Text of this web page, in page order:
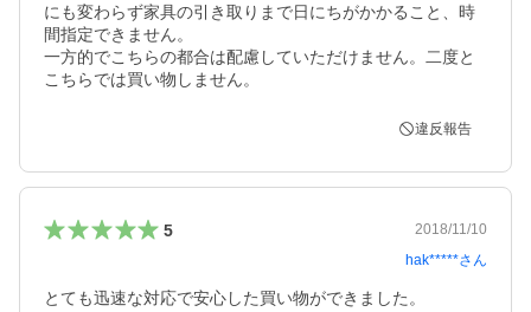
にも変わらず家具の引き取りまで日にちがかかること、時
間指定できません。
一方的でこちらの都合は配慮していただけません。二度と
こちらでは買い物しません。
違反報告
5
2018/11/10
hak*****さん
とても迅速な対応で安心した買い物ができました。